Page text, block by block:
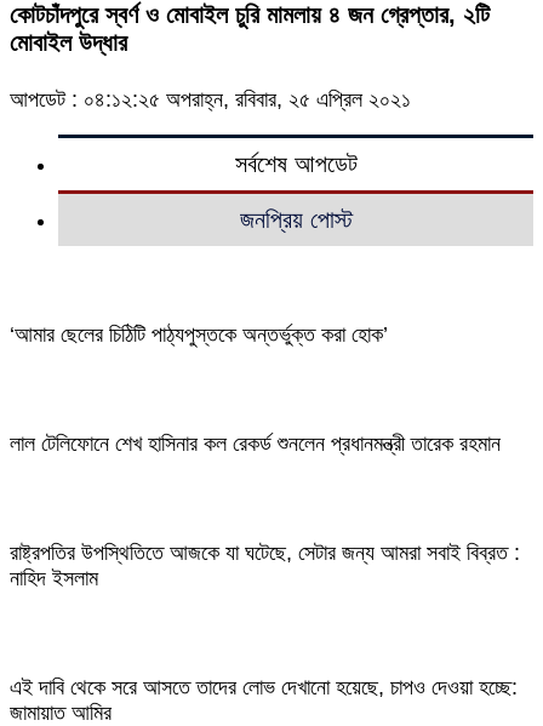
কোটচাঁদপুরে স্বর্ণ ও মোবাইল চুরি মামলায় ৪ জন গ্রেপ্তার, ২টি
মোবাইল উদ্ধার
আপডেট : ০৪:১২:২৫ অপরাহ্ন, রবিবার, ২৫ এপ্রিল ২০২১
সর্বশেষ আপডেট
জনপ্রিয় পোস্ট
‘আমার ছেলের চিঠিটি পাঠ্যপুস্তকে অন্তর্ভুক্ত করা হোক’
লাল টেলিফোনে শেখ হাসিনার কল রেকর্ড শুনলেন প্রধানমন্ত্রী তারেক রহমান
রাষ্ট্রপতির উপস্থিতিতে আজকে যা ঘটেছে, সেটার জন্য আমরা সবাই বিব্রত :
নাহিদ ইসলাম
এই দাবি থেকে সরে আসতে তাদের লোভ দেখানো হয়েছে, চাপও দেওয়া হচ্ছে:
জামায়াত আমির